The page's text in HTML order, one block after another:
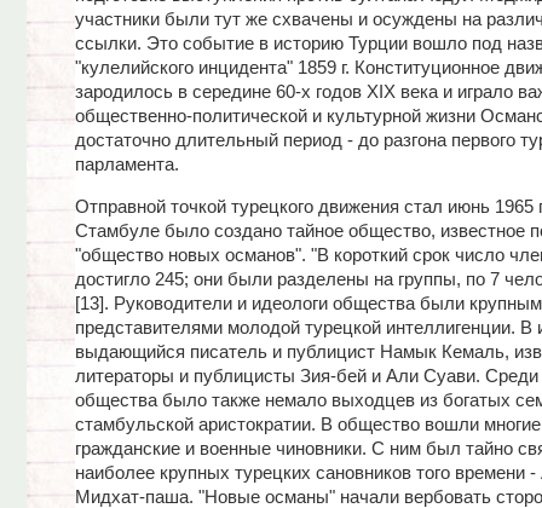
участники были тут же схвачены и осуждены на
ссылки. Это событие в историю Турции вошло под
"кулелийского инцидента" 1859 г. Конституционное
зародилось в середине 60-х годов XIX века и играло
общественно-политической и культурной жизни
достаточно длительный период - до разгона первого
парламента.
Отправной точкой турецкого движения стал июнь 1965
Стамбуле было создано тайное общество, известное
"общество новых османов". "В короткий срок число
достигло 245; они были разделены на группы, по 7
[13]. Руководители и идеологи общества были
представителями молодой турецкой интеллигенции.
выдающийся писатель и публицист Намык Кемаль,
литераторы и публицисты Зия-бей и Али Суави. Среди
общества было также немало выходцев из богатых
стамбульской аристократии. В общество вошли
гражданские и военные чиновники. С ним был тайно
наиболее крупных турецких сановников того времени
Мидхат-паша. "Новые османы" начали вербовать